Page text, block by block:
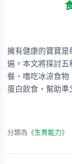
擁有健康的寶寶是
遍。本文將探討五
餐、嗜吃冰涼食物
蛋白飲食，幫助準
分類為《生育能力》